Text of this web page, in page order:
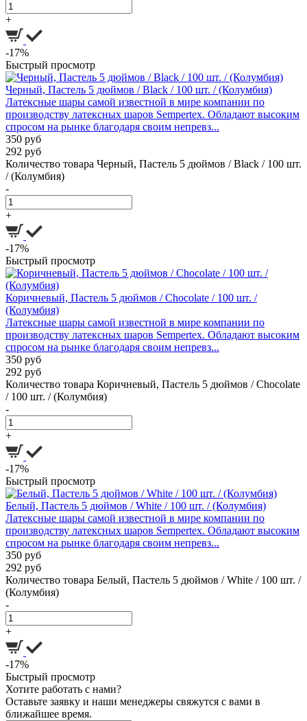
+
-17%
Быстрый просмотр
Черный, Пастель 5 дюймов / Black / 100 шт. / (Колумбия)
Латексные шары самой известной в мире компании по
производству латексных шаров Sempertex. Обладают высоким
спросом на рынке благодаря своим непревз...
350 руб
292 руб
Количество товара Черный, Пастель 5 дюймов / Black / 100 шт.
/ (Колумбия)
-
+
-17%
Быстрый просмотр
Коричневый, Пастель 5 дюймов / Chocolate / 100 шт. /
(Колумбия)
Латексные шары самой известной в мире компании по
производству латексных шаров Sempertex. Обладают высоким
спросом на рынке благодаря своим непревз...
350 руб
292 руб
Количество товара Коричневый, Пастель 5 дюймов / Chocolate
/ 100 шт. / (Колумбия)
-
+
-17%
Быстрый просмотр
Белый, Пастель 5 дюймов / White / 100 шт. / (Колумбия)
Латексные шары самой известной в мире компании по
производству латексных шаров Sempertex. Обладают высоким
спросом на рынке благодаря своим непревз...
350 руб
292 руб
Количество товара Белый, Пастель 5 дюймов / White / 100 шт. /
(Колумбия)
-
+
-17%
Быстрый просмотр
Хотите работать с нами?
Оставьте заявку и наши менеджеры свяжутся с вами в
ближайшее время.